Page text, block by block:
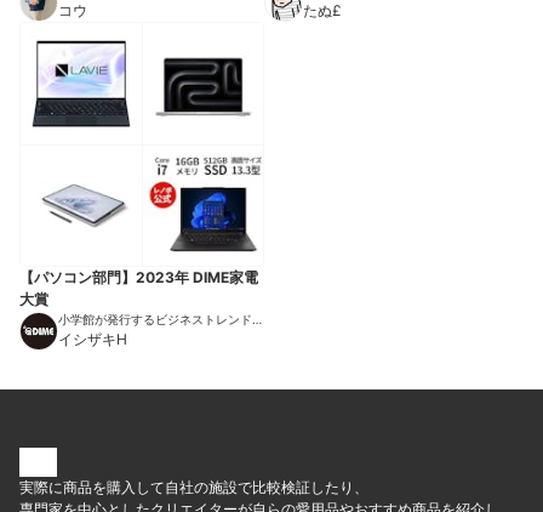
コウ たぬ£
【パソコン部門】2023年 DIME家電
大賞
小学館が発行するビジネストレンドマ
ガジン
イシザキH
実際に商品を購入して自社の施設で比較検証したり、